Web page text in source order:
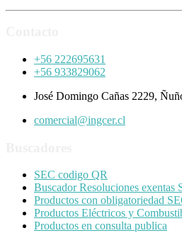
+56 222695631
+56 933829062
José Domingo Cañas 2229,
comercial@ingcer.cl
SEC codigo QR
Buscador Resoluciones exentas
Productos con obligatoriedad
Productos Eléctricos y
Productos en consulta publica